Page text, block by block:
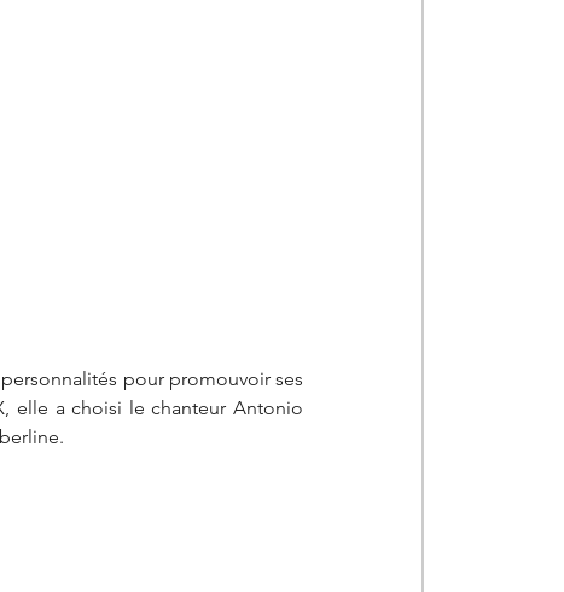
pour promouvoir ses
elle a choisi le chanteur Antonio